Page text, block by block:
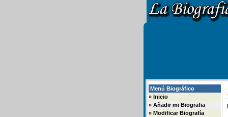
Menú Biográfico
» Inicio
» Añadir mi Biografia
» Modificar Biografía